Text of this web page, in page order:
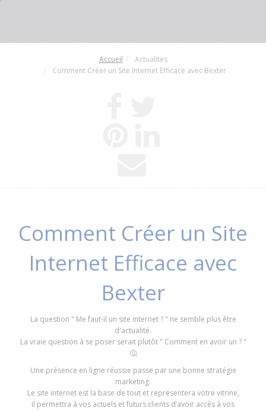
Accueil
Actualites
Comment Créer un Site Internet Efficace avec Bexter
Comment Créer un Site
Internet Efficace avec
Bexter
La question " Me faut-il un site internet ? " ne semble plus être
d'actualité.
La vraie question à se poser serait plutôt " Comment en avoir un ? "
🤔
Une présence en ligne réussie passe par une bonne stratégie
marketing.
Le site internet est la base de tout et représentera votre vitrine,
il permettra à vos actuels et futurs clients d’avoir accès à vos